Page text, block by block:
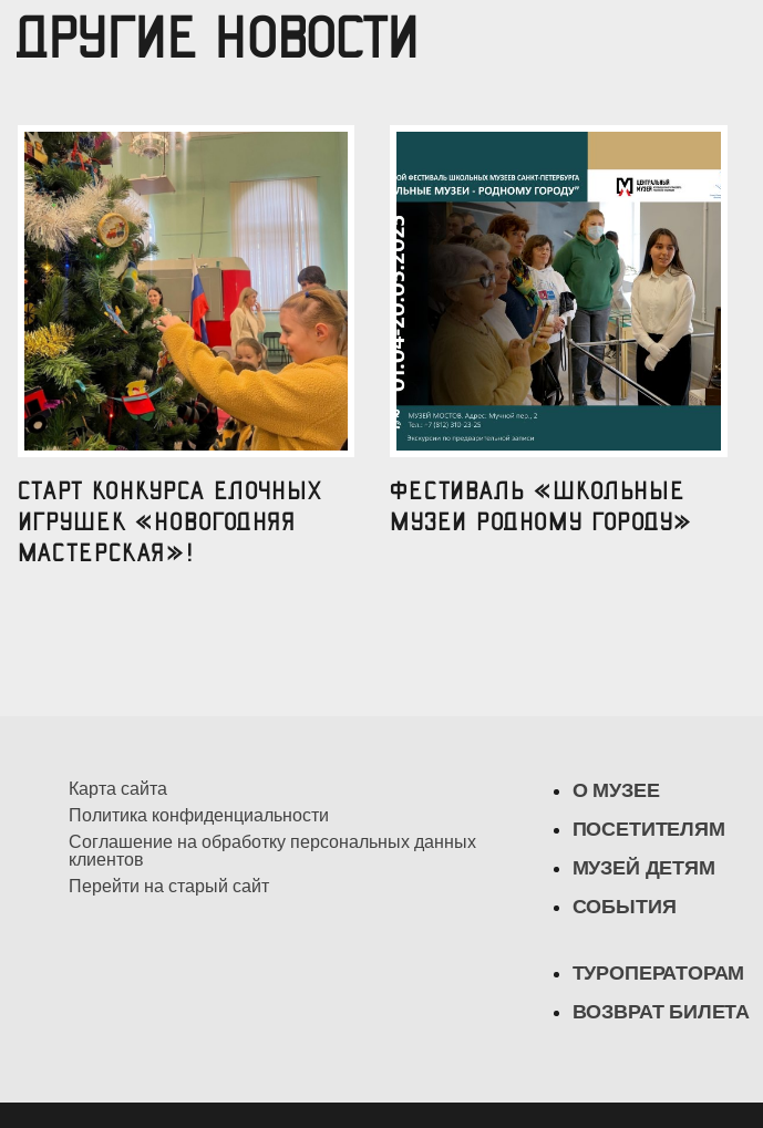
ДРУГИЕ НОВОСТИ
Старт конкурса елочных
игрушек «Новогодняя
мастерская»!
Фестиваль «Школьные
музеи родному городу»
Карта сайта
Политика конфиденциальности
Соглашение на обработку персональных данных
клиентов
Перейти на старый сайт
О МУЗЕЕ
ПОСЕТИТЕЛЯМ
МУЗЕЙ ДЕТЯМ
СОБЫТИЯ
ТУРОПЕРАТОРАМ
ВОЗВРАТ БИЛЕТА